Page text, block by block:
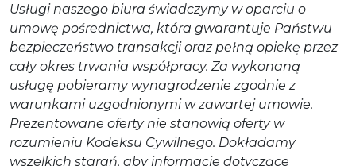
Usługi naszego biura świadczymy w oparciu o
umowę pośrednictwa, która gwarantuje Państwu
bezpieczeństwo transakcji oraz pełną opiekę przez
cały okres trwania współpracy. Za wykonaną
usługę pobieramy wynagrodzenie zgodnie z
warunkami uzgodnionymi w zawartej umowie.
Prezentowane oferty nie stanowią oferty w
rozumieniu Kodeksu Cywilnego. Dokładamy
wszelkich starań, aby informacje dotyczące